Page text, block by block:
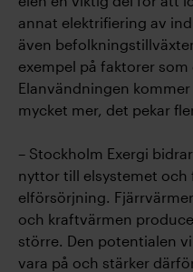
annat elektrifiering av
även
exempel på faktorer
Elanvändningen
mycket mer, det pekar
– Stockholm Exergi
nyttor till elsystemet och
elförsörjning.
och kraftvärmen
större. Den potentialen
vara på och stärker